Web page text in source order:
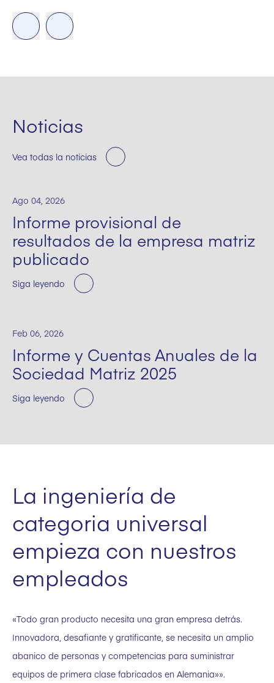
Noticias
Vea todas la noticias
Ago 04, 2026
Informe provisional de
resultados de la empresa matriz
publicado
Siga leyendo
Feb 06, 2026
Informe y Cuentas Anuales de la
Sociedad Matriz 2025
Siga leyendo
La ingeniería de
categoria universal
empieza con nuestros
empleados
«Todo gran producto necesita una gran empresa detrás.
Innovadora, desafiante y gratificante, se necesita un amplio
abanico de personas y competencias para suministrar
equipos de primera clase fabricados en Alemania»».